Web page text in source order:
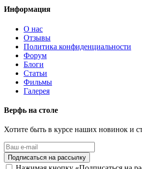
Информация
О нас
Отзывы
Политика конфиденциальности
Форум
Блоги
Статьи
Фильмы
Галерея
Верфь на столе
Хотите быть в курсе наших новинок и